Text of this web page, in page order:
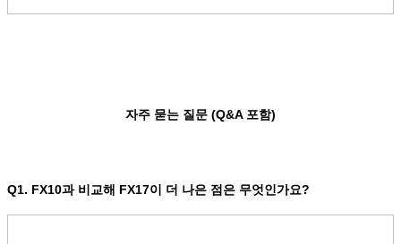
자주 묻는 질문 (Q&A 포함)
Q1. FX10과 비교해 FX17이 더 나은 점은 무엇인가요?